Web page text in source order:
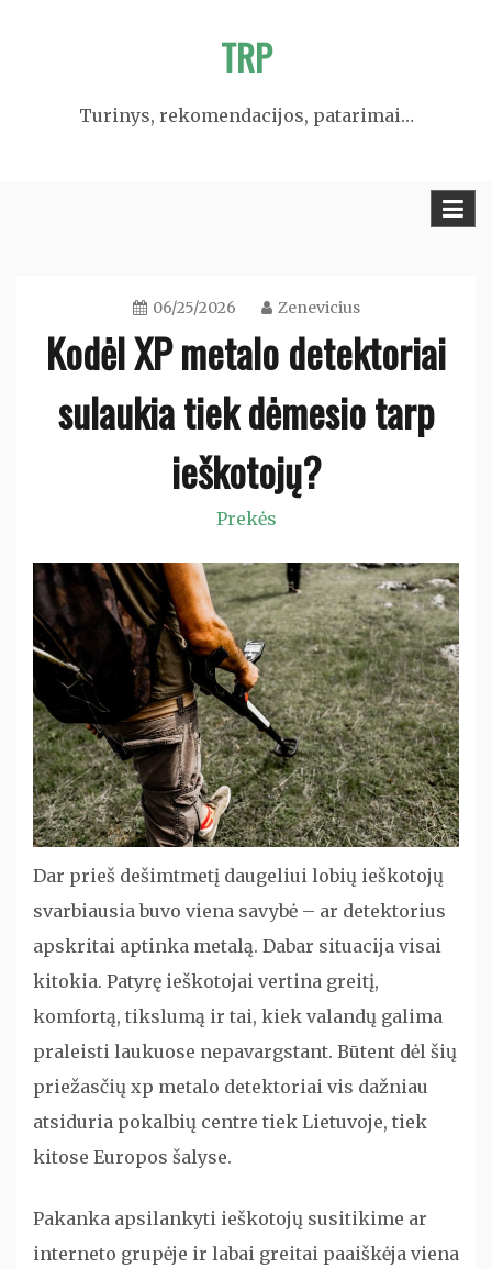
TRP
Turinys, rekomendacijos, patarimai…
06/25/2026 Zenevicius
Kodėl XP metalo detektoriai
sulaukia tiek dėmesio tarp
ieškotojų?
Prekės
Dar prieš dešimtmetį daugeliui lobių ieškotojų
svarbiausia buvo viena savybė – ar detektorius
apskritai aptinka metalą. Dabar situacija visai
kitokia. Patyrę ieškotojai vertina greitį,
komfortą, tikslumą ir tai, kiek valandų galima
praleisti laukuose nepavargstant. Būtent dėl šių
priežasčių xp metalo detektoriai vis dažniau
atsiduria pokalbių centre tiek Lietuvoje, tiek
kitose Europos šalyse.
Pakanka apsilankyti ieškotojų susitikime ar
interneto grupėje ir labai greitai paaiškėja viena